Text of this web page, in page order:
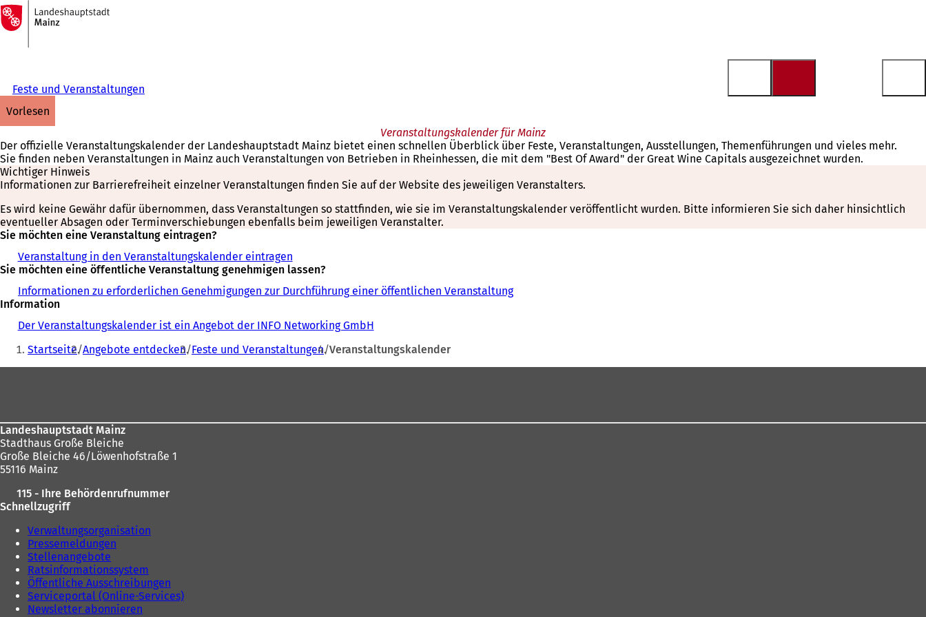
Inhalt anspringen
Zur
Startseite
Feste und Veranstaltungen
vorlesen
Veranstaltungskalender für Mainz
Der offizielle Veranstaltungskalender der Landeshauptstadt Mainz bietet einen schnellen Überblick über Feste, Veranstaltungen, Ausstellungen, Themenführungen und vieles mehr.
Sie finden neben Veranstaltungen in Mainz auch Veranstaltungen von Betrieben in Rheinhessen, die mit dem "Best Of Award" der Great Wine Capitals ausgezeichnet wurden.
Wichtiger Hinweis
Informationen zur Barrierefreiheit einzelner Veranstaltungen finden Sie auf der Website des jeweiligen Veranstalters.
Es wird keine Gewähr dafür übernommen, dass Veranstaltungen so stattfinden, wie sie im Veranstaltungskalender veröffentlicht wurden. Bitte informieren Sie sich daher hinsichtlich
eventueller Absagen oder Terminverschiebungen ebenfalls beim jeweiligen Veranstalter.
Sie möchten eine Veranstaltung eintragen?
Veranstaltung in den Veranstaltungskalender eintragen
Sie möchten eine öffentliche Veranstaltung genehmigen lassen?
Informationen zu erforderlichen Genehmigungen zur Durchführung einer öffentlichen Veranstaltung
Information
Der Veranstaltungskalender ist ein Angebot der INFO Networking GmbH
Sie
befinden
Startseite Angebote entdecken Feste und Veranstaltungen Veranstaltungskalender
Landeshauptstadt Mainz
Stadthaus Große Bleiche
Große Bleiche 46/Löwenhofstraße 1
55116 Mainz
115 - Ihre Behördenrufnummer
Schnellzugriff
Verwaltungsorganisation
Pressemeldungen
Stellenangebote
Ratsinformationssystem
Öffentliche Ausschreibungen
Serviceportal (Online-Services)
Newsletter abonnieren